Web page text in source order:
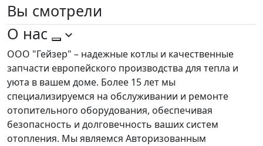
Вы смотрели
О нас
ООО "Гейзер" – надежные котлы и качественные
запчасти европейского производства для тепла и
уюта в вашем доме. Более 15 лет мы
специализируемся на обслуживании и ремонте
отопительного оборудования, обеспечивая
безопасность и долговечность ваших систем
отопления. Мы являемся Авторизованным